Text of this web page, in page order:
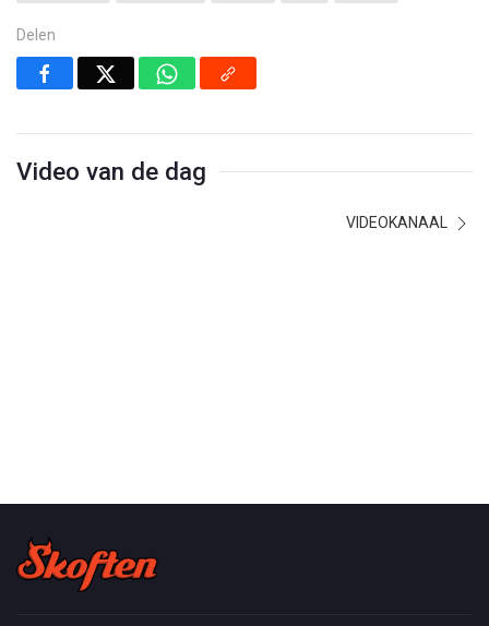
Delen
Video van de dag
VIDEOKANAAL